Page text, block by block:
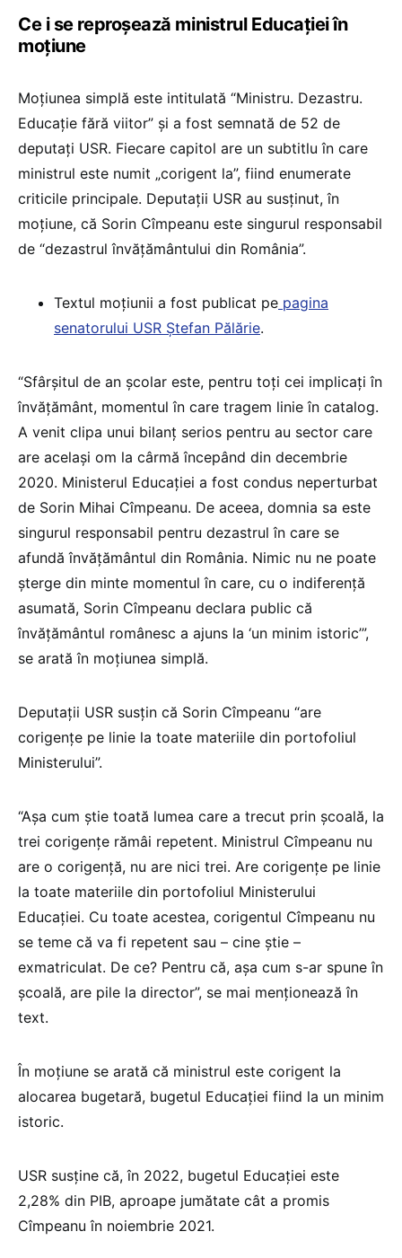
Ce i se reproșează ministrul Educației în
moțiune
Moţiunea simplă este intitulată “Ministru. Dezastru.
Educaţie fără viitor” şi a fost semnată de 52 de
deputaţi USR. Fiecare capitol are un subtitlu în care
ministrul este numit „corigent la”, fiind enumerate
criticile principale. Deputaţii USR au susţinut, în
moţiune, că Sorin Cîmpeanu este singurul responsabil
de “dezastrul învăţământului din România”.
Textul moțiunii a fost publicat pe pagina
senatorului USR Ștefan Pălărie.
“Sfârşitul de an şcolar este, pentru toţi cei implicaţi în
învăţământ, momentul în care tragem linie în catalog.
A venit clipa unui bilanţ serios pentru au sector care
are acelaşi om la cârmă începând din decembrie
2020. Ministerul Educaţiei a fost condus neperturbat
de Sorin Mihai Cîmpeanu. De aceea, domnia sa este
singurul responsabil pentru dezastrul în care se
afundă învăţământul din România. Nimic nu ne poate
şterge din minte momentul în care, cu o indiferenţă
asumată, Sorin Cîmpeanu declara public că
învăţământul românesc a ajuns la ‘un minim istoric’”,
se arată în moţiunea simplă.
Deputaţii USR susţin că Sorin Cîmpeanu “are
corigenţe pe linie la toate materiile din portofoliul
Ministerului”.
“Aşa cum ştie toată lumea care a trecut prin şcoală, la
trei corigenţe rămâi repetent. Ministrul Cîmpeanu nu
are o corigenţă, nu are nici trei. Are corigenţe pe linie
la toate materiile din portofoliul Ministerului
Educaţiei. Cu toate acestea, corigentul Cîmpeanu nu
se teme că va fi repetent sau – cine ştie –
exmatriculat. De ce? Pentru că, aşa cum s-ar spune în
şcoală, are pile la director”, se mai menţionează în
text.
În moţiune se arată că ministrul este corigent la
alocarea bugetară, bugetul Educaţiei fiind la un minim
istoric.
USR susţine că, în 2022, bugetul Educaţiei este
2,28% din PIB, aproape jumătate cât a promis
Cîmpeanu în noiembrie 2021.